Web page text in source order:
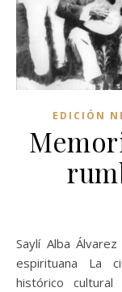
EDICIÓN
Saylí Alba Álvarez El club La Yaya: escenario de la clave
espirituana La
histórico